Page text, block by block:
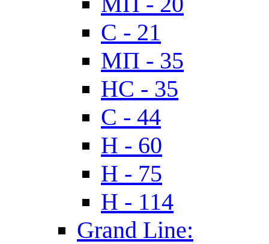
C - 21
МП - 35
HC - 35
C - 44
H - 60
H - 75
H - 114
Grand Line: